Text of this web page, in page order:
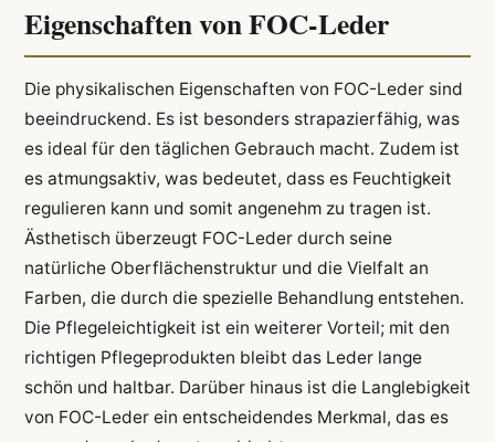
Eigenschaften von FOC-Leder
Die physikalischen Eigenschaften von FOC-Leder sind
beeindruckend. Es ist besonders strapazierfähig, was
es ideal für den täglichen Gebrauch macht. Zudem ist
es atmungsaktiv, was bedeutet, dass es Feuchtigkeit
regulieren kann und somit angenehm zu tragen ist.
Ästhetisch überzeugt FOC-Leder durch seine
natürliche Oberflächenstruktur und die Vielfalt an
Farben, die durch die spezielle Behandlung entstehen.
Die Pflegeleichtigkeit ist ein weiterer Vorteil; mit den
richtigen Pflegeprodukten bleibt das Leder lange
schön und haltbar. Darüber hinaus ist die Langlebigkeit
von FOC-Leder ein entscheidendes Merkmal, das es